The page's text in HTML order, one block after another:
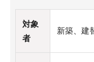
対象
者
新築、建